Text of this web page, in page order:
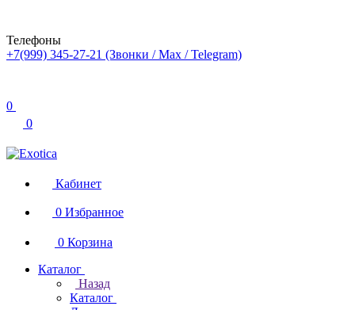
Телефоны
+7(999) 345-27-21 (Звонки / Max / Telegram)
0
0
Кабинет
0 Избранное
0 Корзина
Каталог
Назад
Каталог